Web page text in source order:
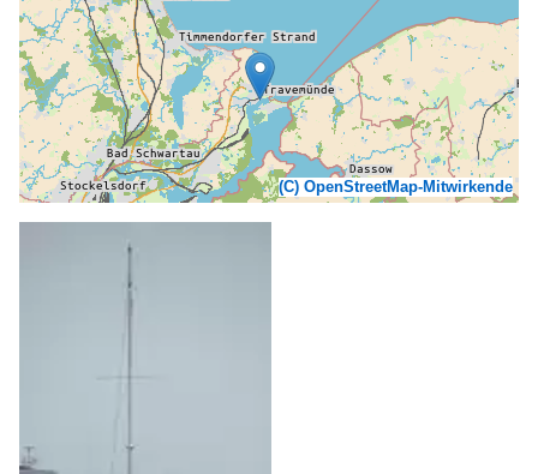
(C) OpenStreetMap-Mitwirkende